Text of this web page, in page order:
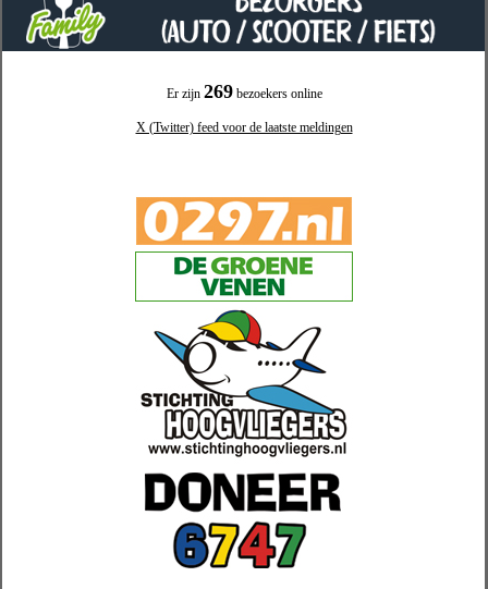
Er zijn 269bezoekers online
X (Twitter) feed voor de laatste meldingen